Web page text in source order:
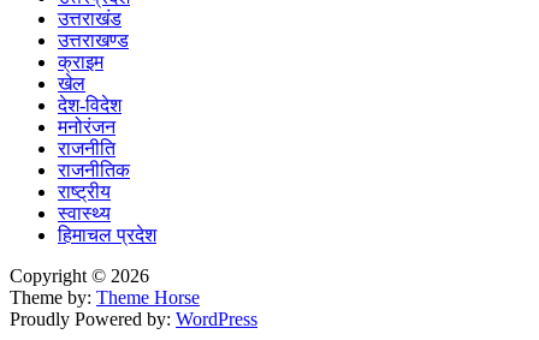
उत्तराखंड
उत्तराखण्ड
क्राइम
खेल
देश-विदेश
मनोरंजन
राजनीति
राजनीतिक
राष्ट्रीय
स्वास्थ्य
हिमाचल प्रदेश
Copyright © 2026
Theme by: Theme Horse
Proudly Powered by: WordPress